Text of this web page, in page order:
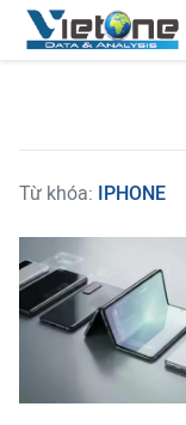
Từ khóa: IPHONE